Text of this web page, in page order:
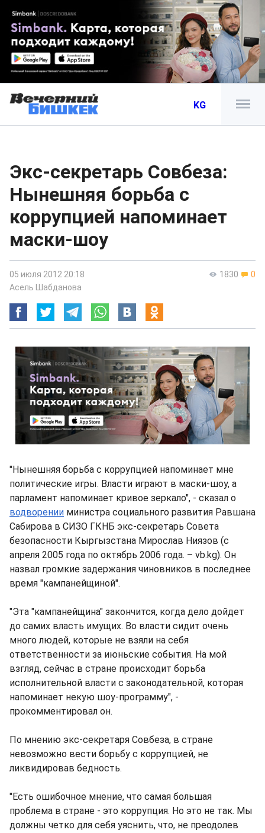
KG
Экс-секретарь Совбеза:
Нынешняя борьба с
коррупцией напоминает
маски-шоу
1830 0
05 июля 2012 20:18
Асель Шабданова
"Нынешняя борьба с коррупцией напоминает мне
политические игры. Власти играют в маски-шоу, а
парламент напоминает кривое зеркало", - сказал о
водворении министра социального развития Равшана
Сабирова в СИЗО ГКНБ экс-секретарь Совета
безопасности Кыргызстана Мирослав Ниязов (с
апреля 2005 года по октябрь 2006 года. – vb.kg). Он
назвал громкие задержания чиновников в последнее
время "кампанейщиной".
"Эта "кампанейщина" закончится, когда дело дойдет
до самих власть имущих. Во власти сидит очень
много людей, которые не взяли на себя
ответственности за июньские события. На мой
взгляд, сейчас в стране происходит борьба
исполнительной власти с законодательной, которая
напоминает некую шоу-программу", -
прокомментировал он.
По мнению экс-секретаря Совбеза, в стране
невозможно вести борьбу с коррупцией, не
ликвидировав бедность.
"Есть ошибочное мнение, что самая большая
проблема в стране - это коррупция. Но это не так. Мы
должны четко для себя уяснить, что, не преодолев